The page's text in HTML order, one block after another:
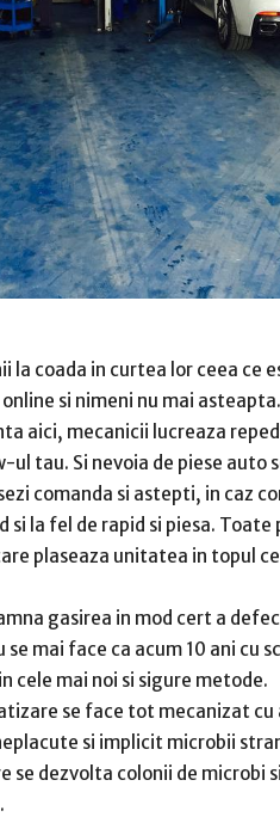
coada in curtea lor ceea ce
si nimeni nu mai asteapta.
aici, mecanicii lucreaza
ul tau. Si nevoia de piese auto
comanda si astepti, in caz
si la fel de rapid si piesa.
plaseaza unitatea in topul
gasirea in mod cert a
se mai face ca acum 10 ani cu
cele mai noi si sigure metode.
se face tot mecanizat
si implicit microbii
se dezvolta colonii de microbi